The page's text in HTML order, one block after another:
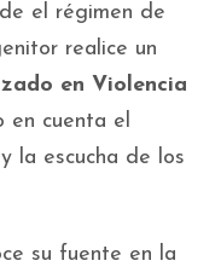
el régimen de
realice un
en Violencia
en cuenta el
la escucha de los
su fuente en la